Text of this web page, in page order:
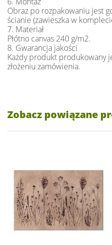
Obraz po rozpakowaniu jest
ścianie (zawieszka w
7. Materiał
Płótno canvas 240 g/m2.
8. Gwarancja jakości
Każdy produkt produkowany
złożeniu zamówienia.
Zobacz powiązane